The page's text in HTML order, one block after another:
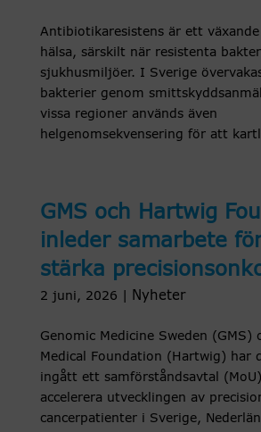
Antibiotikaresistens är ett
hälsa, särskilt när resistenta
sjukhusmiljöer. I Sverige
bakterier genom
vissa regioner används även
helgenomsekvensering för att
GMS och Hartwig
inleder samarbete
stärka
2 juni, 2026 Nyheter
Genomic Medicine Sweden (GMS)
Medical Foundation (Hartwig) har
ingått ett samförståndsavtal
accelerera utvecklingen av
cancerpatienter i Sverige,